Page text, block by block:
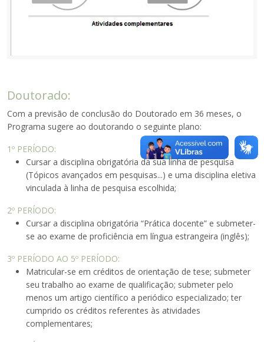
Doutorado:
Com a previsão de conclusão do Doutorado em 36 meses, o
Programa sugere ao doutorando o seguinte plano:
1º PERÍODO:
Cursar a disciplina obrigatória da sua linha de pesquisa
(Tópicos avançados em pesquisas...) e uma disciplina eletiva
vinculada à linha de pesquisa escolhida;
2º PERÍODO:
Cursar a disciplina obrigatória “Prática docente” e submeter-
se ao exame de proficiência em língua estrangeira (inglês);
3º PERÍODO AO 5º PERÍODO:
Matricular-se em créditos de orientação de tese; submeter
seu trabalho ao exame de qualificação; submeter pelo
menos um artigo científico a periódico especializado; ter
cumprido os créditos referentes às atividades
complementares;